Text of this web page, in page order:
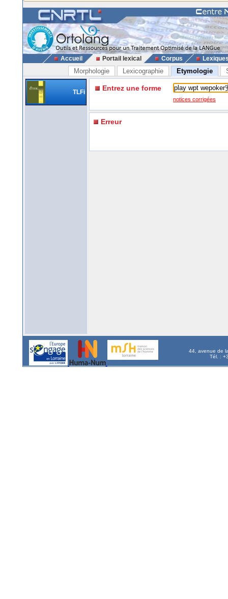
Accueil Portail lexical Corpus
Morphologie Lexicographie Etymologie
TLFi Entrez une forme
notices corrigées
Erreur
44, avenue de
Tél. :